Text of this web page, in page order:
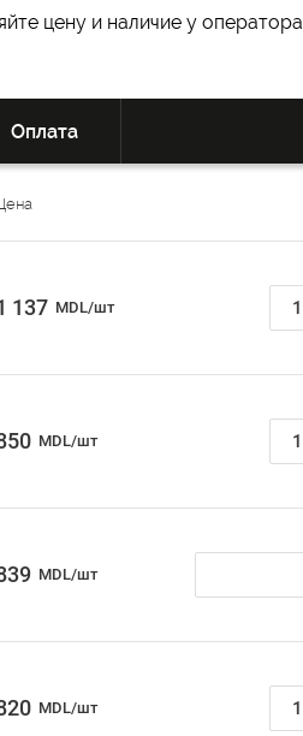
цену и наличие у оператора
Оплата
137 MDL/шт
MDL/шт
MDL/шт
MDL/шт